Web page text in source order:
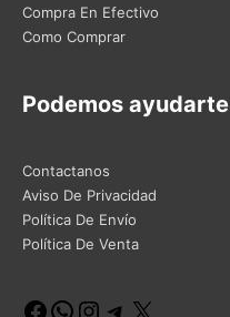
Compra En Efectivo
Como Comprar
Podemos ayudarte
Contactanos
Aviso De Privacidad
Política De Envío
Política De Venta
Facebook
WhatsApp
Instagram
Telegram